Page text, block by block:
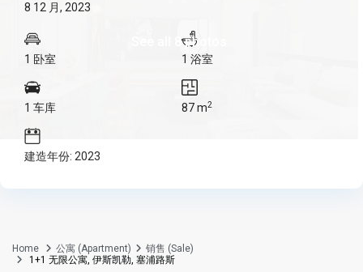
See all 8 photos
8 12 月, 2023
1 卧室 1 浴室
1 车库 87 m2
建造年份: 2023
Home 公寓 (Apartment)
销售 (Sale)
1+1 无限公寓, 伊斯凯勒, 塞浦路斯